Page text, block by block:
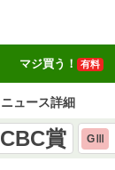
マジ買う！ 有料
ニュース詳細
CBC賞 GⅢ